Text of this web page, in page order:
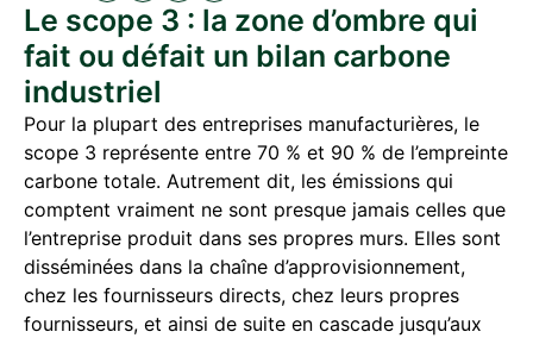
Le scope 3 : la zone d’ombre qui
fait ou défait un bilan carbone
industriel
Pour la plupart des entreprises manufacturières, le
scope 3 représente entre 70 % et 90 % de l’empreinte
carbone totale. Autrement dit, les émissions qui
comptent vraiment ne sont presque jamais celles que
l’entreprise produit dans ses propres murs. Elles sont
disséminées dans la chaîne d’approvisionnement,
chez les fournisseurs directs, chez leurs propres
fournisseurs, et ainsi de suite en cascade jusqu’aux